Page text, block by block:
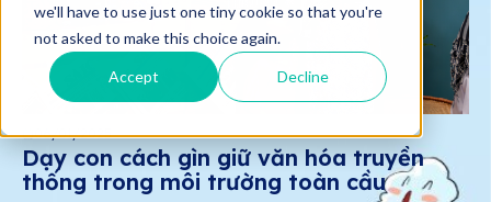
we'll have to use just one tiny cookie so that you're
not asked to make this choice again.
Accept Decline
06/01/2025
Dạy con cách gìn giữ văn hóa truyền
thống trong môi trường toàn cầu